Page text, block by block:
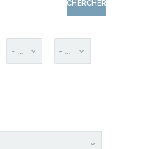
CHERCHER